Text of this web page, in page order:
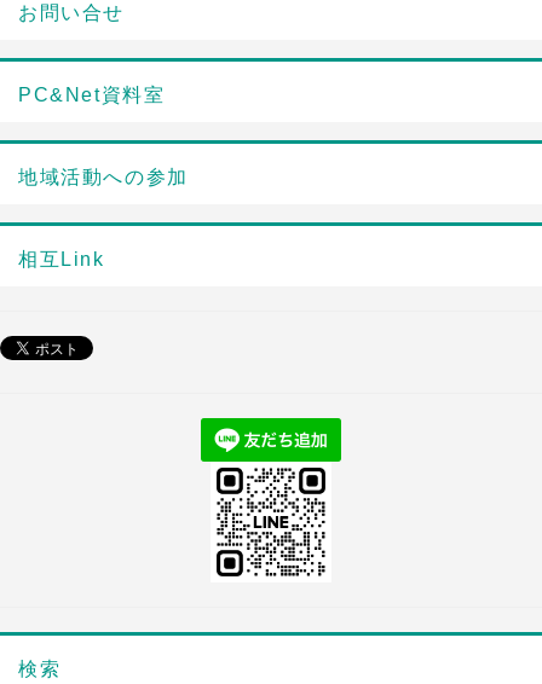
お問い合せ
PC&Net資料室
地域活動への参加
相互Link
検索